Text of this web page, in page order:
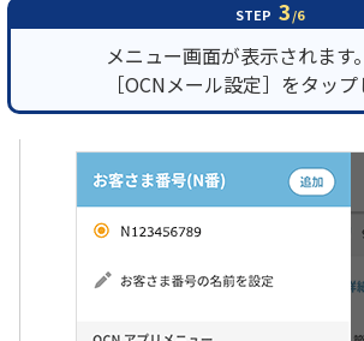
STEP 3/6
メニュー画面が表示されます。
［OCNメール設定］をタップ